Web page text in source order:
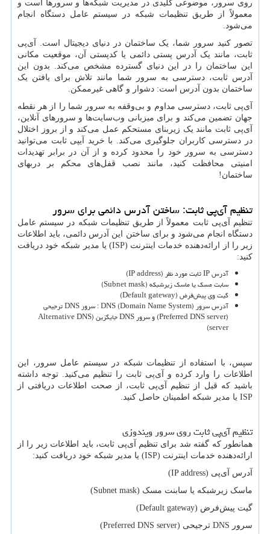
روی سرور، موضوعی کلیدی در مدیریت شبکه‌ها و سرورها است و
معمولاً از طریق تنظیمات شبکه در سیستم عامل دستگاه انجام
می‌شود.
تصور کنید سرور شما، یک ساختمان در دنیای دیجیتال است. آی‌پی
ثابت، مانند یک آدرس پستی دائمی یا کدپستی آن، موقعیت مکانی
این ساختمان را در این دنیای گسترده مشخص می‌کند. بدون این
آدرس ثابت، دسترسی به سرور شما مانند تلاش برای یافتن یک
ساختمان بدون آدرس است: دشوار و گاهی غیرممکن.
آی‌پی ثابت، دسترسی مداوم و بی‌وقفه به سرور شما را از هر نقطه
جهان تضمین می‌کند و برای میزبانی وب‌سایت‌ها و سرورهای آنلاین،
آی‌پی ثابت مانند یک زیربنای مستحکم عمل می‌کند و از بروز اختلال
در دسترسی کاربران جلوگیری می‌کند. با خرید آیپی ثابت می‌توانید
دسترسی به سرور خود را محدود کرده و از آن در برابر تهدیدات
امنیتی محافظت کنید، مانند نصب قفل‌های محکم بر دربهای
ساختمان!
تنظیم آی‌پی ثابت: ساختن آدرس دائمی برای سرور
تنظیم آی‌پی ثابت معمولاً از طریق تنظیمات شبکه در سیستم عامل
دستگاه انجام می‌شود و برای ساختن این آدرس دائمی، باید اطلاعات
زیر را از ارائه‌دهنده خدمات اینترنت (ISP) یا مدیر شبکه خود دریافت
کنید:
آدرسIPثابت مورد نظر (IP address
)
سابت مسک یا ماسک زیرشبکه (Subnet mask
)
گیت وی پیش‌فرض (Default gateway
)
آدرس سرورDNS (Domain Name System): سرورDNSترجیحی
(
Preferred DNS server) و سرورDNSجایگزین (Alternative DNS
server
)
سپس، با استفاده از تنظیمات شبکه در سیستم عامل سرور، این
اطلاعات را وارد کرده و آی‌پی ثابت را تنظیم می‌کنید. توجه داشته
باشید که قبل از تنظیم آی‌پی ثابت، از صحت اطلاعات دریافتی از
ISP یا مدیر شبکه اطمینان حاصل کنید.
تنظیم آی‌پی ثابت روی سرور ویندوزی
همانطور که گفته شد برای تنظیم آی‌پی ثابت، باید اطلاعات زیر را از
ارائه‌دهنده خدمات اینترنت (ISP) یا مدیر شبکه خود دریافت کنید:
آدرس آی‌پی (IP address
)
ماسک زیرشبکه یا سابنت مسک (Subnet mask
)
گیت پیش‌فرض (Default gateway
)
سرور DNS ترجیحی (Preferred DNS server
)